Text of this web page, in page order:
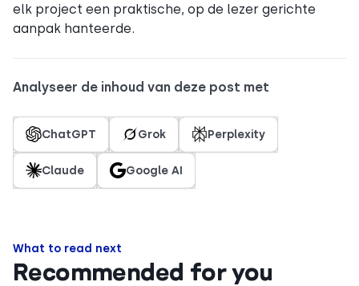
elk project een praktische, op de lezer gerichte
aanpak hanteerde.
Analyseer de inhoud van deze post met
ChatGPT Grok Perplexity
Claude Google AI
What to read next
Recommended for you